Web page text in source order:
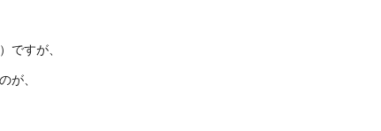
ですが、
が、